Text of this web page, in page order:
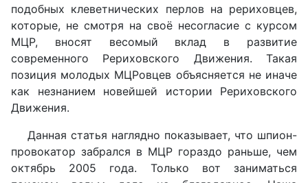
подобных клеветнических перлов на рериховцев,
которые, не смотря на своё несогласие с курсом
МЦР, вносят весомый вклад в развитие
современного Рериховского Движения. Такая
позиция молодых МЦРовцев объясняется не иначе
как незнанием новейшей истории Рериховского
Движения.
Данная статья наглядно показывает, что шпион-
провокатор забрался в МЦР гораздо раньше, чем
октябрь 2005 года. Только вот заниматься